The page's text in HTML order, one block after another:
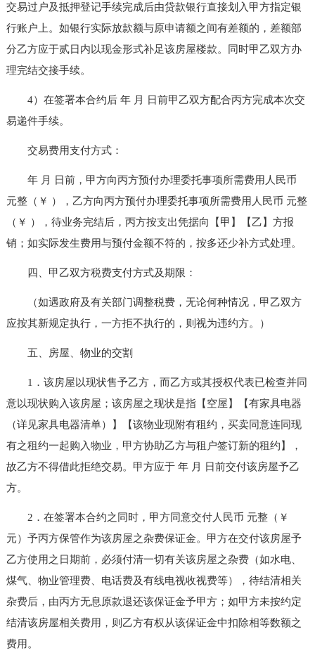
交易过户及抵押登记手续完成后由贷款银行直接划入甲方指定银
行账户上。如银行实际放款额与原申请额之间有差额的，差额部
分乙方应于贰日内以现金形式补足该房屋楼款。同时甲乙双方办
理完结交接手续。
4）在签署本合约后 年 月 日前甲乙双方配合丙方完成本次交
易递件手续。
交易费用支付方式：
年 月 日前，甲方向丙方预付办理委托事项所需费用人民币
元整（￥ ），乙方向丙方预付办理委托事项所需费用人民币 元整
（￥ ），待业务完结后，丙方按支出凭据向【甲】【乙】方报
销；如实际发生费用与预付金额不符的，按多还少补方式处理。
四、甲乙双方税费支付方式及期限：
（如遇政府及有关部门调整税费，无论何种情况，甲乙双方
应按其新规定执行，一方拒不执行的，则视为违约方。）
五、房屋、物业的交割
1．该房屋以现状售予乙方，而乙方或其授权代表已检查并同
意以现状购入该房屋；该房屋之现状是指【空屋】【有家具电器
（详见家具电器清单）】【该物业现附有租约，买卖同意连同现
有之租约一起购入物业，甲方协助乙方与租户签订新的租约】，
故乙方不得借此拒绝交易。甲方应于 年 月 日前交付该房屋予乙
方。
2．在签署本合约之同时，甲方同意交付人民币 元整（￥
元）予丙方保管作为该房屋之杂费保证金。甲方在交付该房屋予
乙方使用之日期前，必须付清一切有关该房屋之杂费（如水电、
煤气、物业管理费、电话费及有线电视收视费等），待结清相关
杂费后，由丙方无息原款退还该保证金予甲方；如甲方未按约定
结清该房屋相关费用，则乙方有权从该保证金中扣除相等数额之
费用。